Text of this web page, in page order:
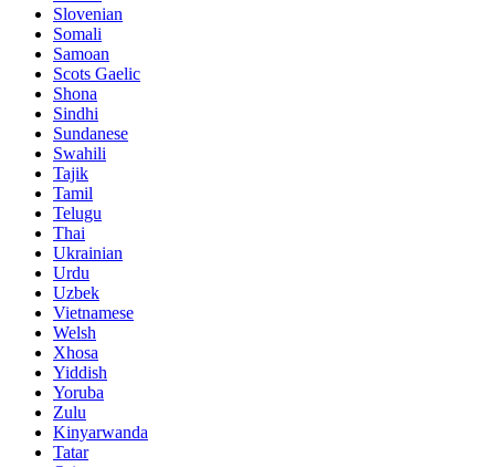
Slovenian
Somali
Samoan
Scots Gaelic
Shona
Sindhi
Sundanese
Swahili
Tajik
Tamil
Telugu
Thai
Ukrainian
Urdu
Uzbek
Vietnamese
Welsh
Xhosa
Yiddish
Yoruba
Zulu
Kinyarwanda
Tatar